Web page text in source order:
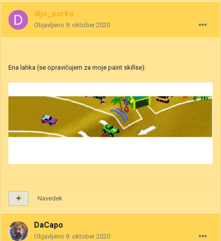
dijo_porko
Objavljeno 9. oktober 2020
Ena lahka (se opravičujem za moje paint skillse):
Navedek
DaCapo
Objavljeno 9. oktober 2020